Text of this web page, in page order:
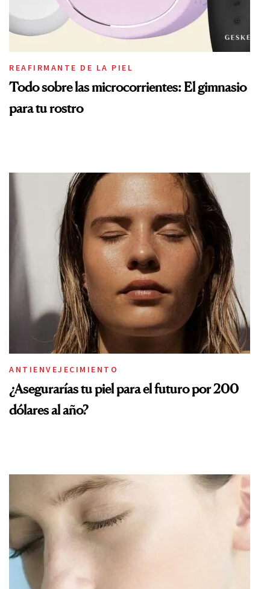
REAFIRMANTE DE LA PIEL
Todo sobre las microcorrientes: El gimnasio
para tu rostro
ANTIENVEJECIMIENTO
¿Asegurarías tu piel para el futuro por 200
dólares al año?